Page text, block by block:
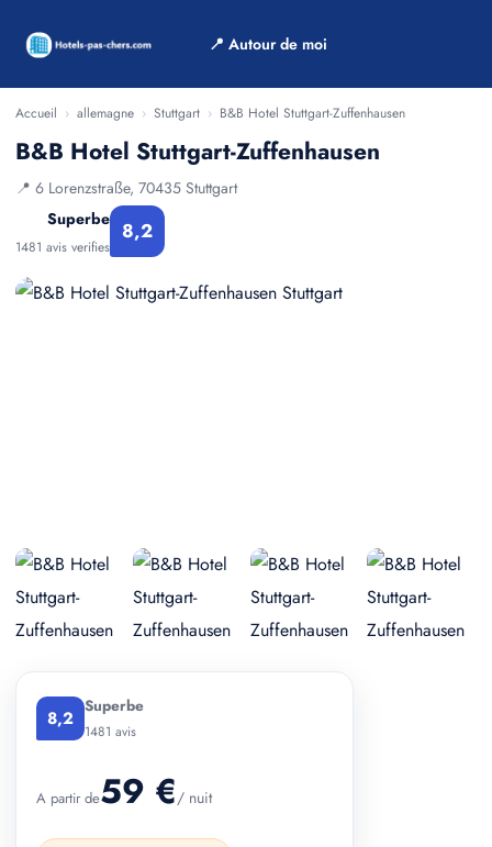
📍 Autour de moi
Accueil › allemagne › Stuttgart › B&B Hotel Stuttgart-Zuffenhausen
B&B Hotel Stuttgart-Zuffenhausen
📍 6 Lorenzstraße, 70435 Stuttgart
Superbe
1481 avis verifies
8,2
8,2 Superbe
1481 avis
A partir de59 €/ nuit